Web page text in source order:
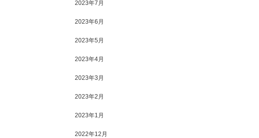
2023年7月
2023年6月
2023年5月
2023年4月
2023年3月
2023年2月
2023年1月
2022年12月